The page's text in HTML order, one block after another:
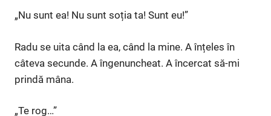
„Nu sunt ea! Nu sunt soția ta! Sunt eu!”
Radu se uita când la ea, când la mine. A înțeles în
câteva secunde. A îngenuncheat. A încercat să-mi
prindă mâna.
„Te rog…”